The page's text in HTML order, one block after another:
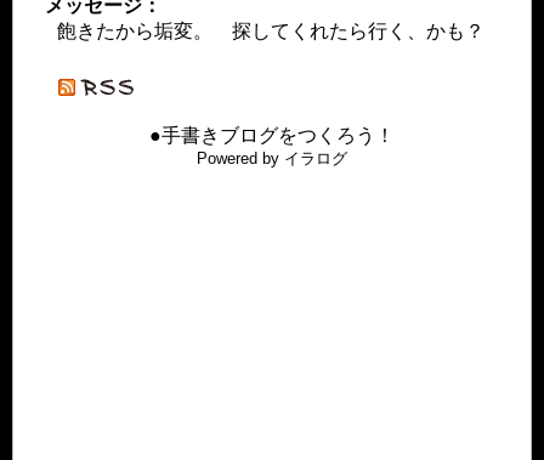
メッセージ：
飽きたから垢変。 探してくれたら行く、かも？
●手書きブログをつくろう！
Powered by イラログ